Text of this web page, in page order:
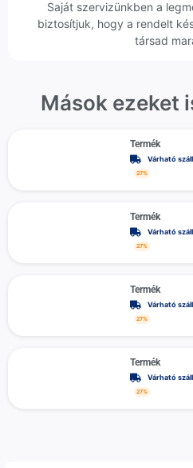
Saját szervizünkben a
biztosítjuk, hogy a rendelt
társad
Mások ezeket
Termék
Várható
27%
Termék
Várható
27%
Termék
Várható
27%
Termék
Várható
27%